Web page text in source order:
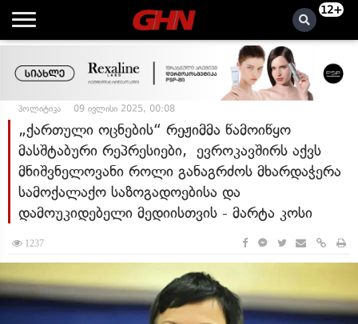
12+
პოლიტიკა 09 ივლისი 2025, 00:08
„ქართული ოცნების“ რეჟიმმა წამოიწყო
მასშტაბური რეპრესიები, ევროკავშირს აქვს
მნიშვნელოვანი როლი განაგრძოს მხარდაჭერა
სამოქალაქო საზოგადოებისა და
დამოუკიდებელი მედიისთვის - მარტა კოსი
1237